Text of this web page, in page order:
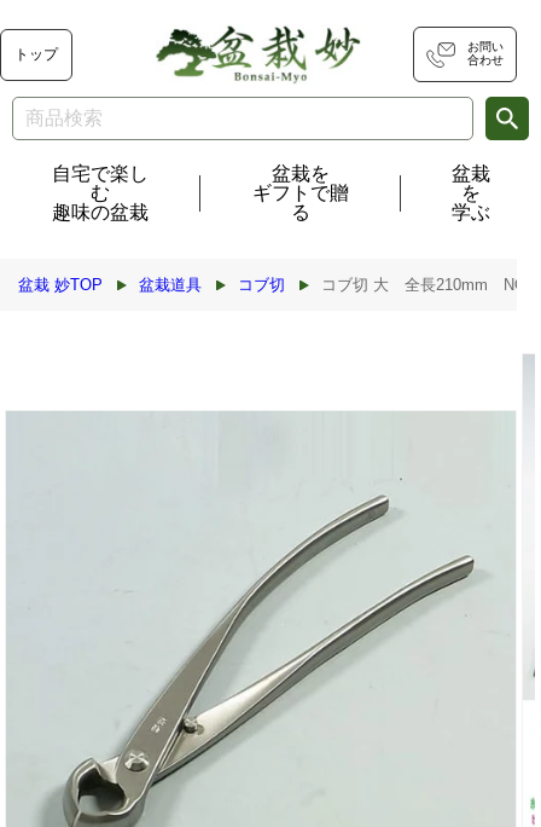
ンツに
進む
トップ
お問い
合わせ
自宅で楽し
む
趣味の盆栽
盆栽を
ギフトで贈
る
盆栽
を
学ぶ
盆栽 妙TOP 盆栽道具 コブ切 コブ切 大 全長210mm